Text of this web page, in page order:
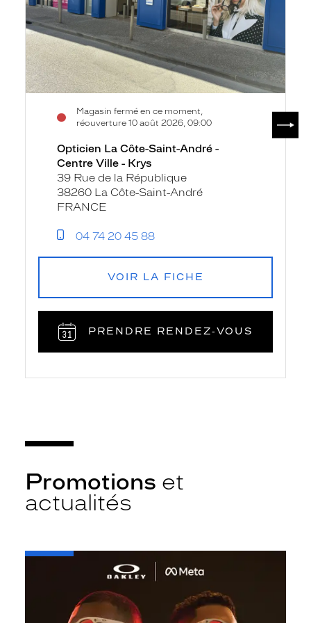
Centre
Ville
-
Krys
Magasin fermé en ce moment,
réouverture 10 août 2026, 09:00
Opticien La Côte-Saint-André -
Centre Ville - Krys
39 Rue de la République
38260 La Côte-Saint-André
FRANCE
04 74 20 45 88
VOIR LA FICHE
PRENDRE RENDEZ‑VOUS
Promotions et
actualités
-